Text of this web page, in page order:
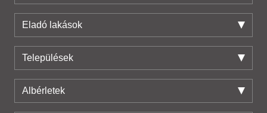
Eladó lakások
Települések
Albérletek